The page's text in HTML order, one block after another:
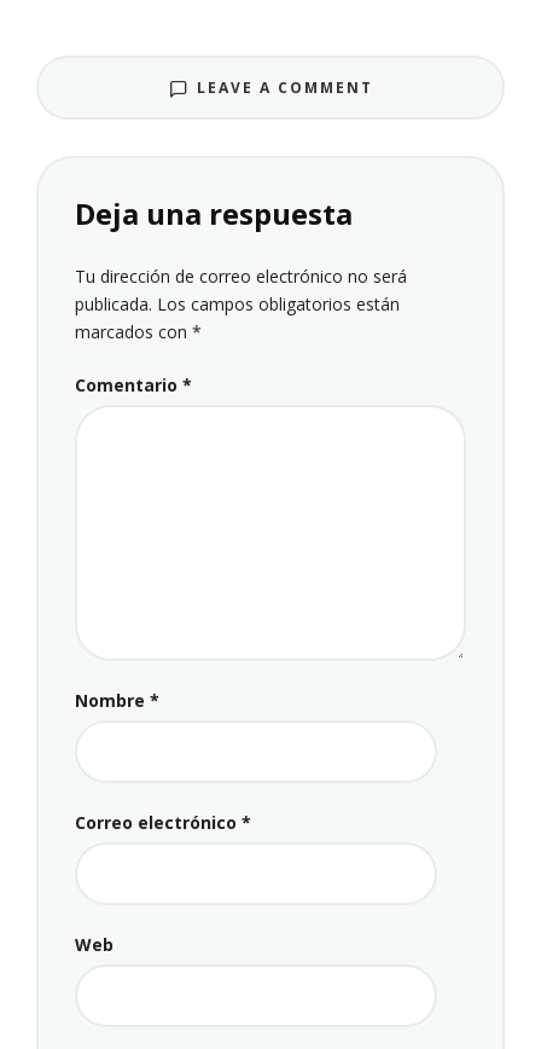
LEAVE A COMMENT
Deja una respuesta
Tu dirección de correo electrónico no será
publicada. Los campos obligatorios están
marcados con *
Comentario *
Nombre *
Correo electrónico *
Web